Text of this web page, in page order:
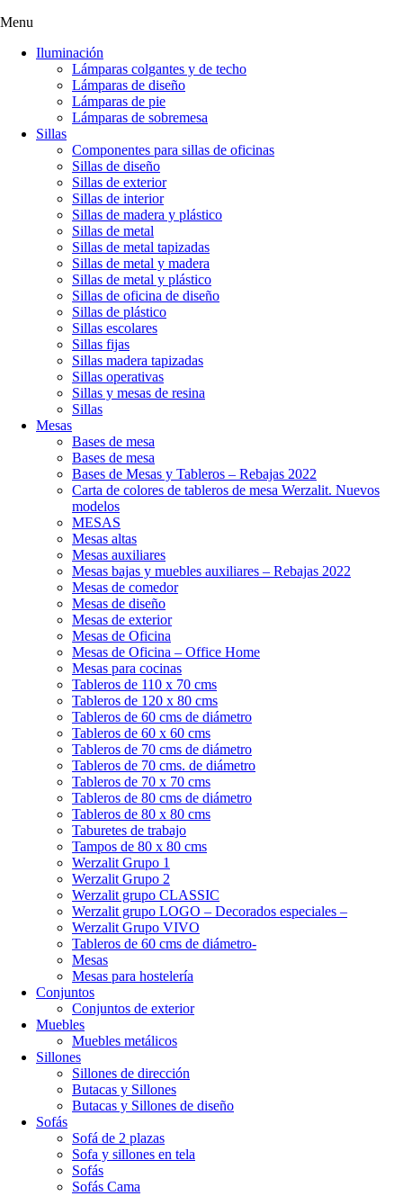
Menu
Iluminación
Lámparas colgantes y de techo
Lámparas de diseño
Lámparas de pie
Lámparas de sobremesa
Sillas
Componentes para sillas de oficinas
Sillas de diseño
Sillas de exterior
Sillas de interior
Sillas de madera y plástico
Sillas de metal
Sillas de metal tapizadas
Sillas de metal y madera
Sillas de metal y plástico
Sillas de oficina de diseño
Sillas de plástico
Sillas escolares
Sillas fijas
Sillas madera tapizadas
Sillas operativas
Sillas y mesas de resina
Sillas
Mesas
Bases de mesa
Bases de mesa
Bases de Mesas y Tableros – Rebajas 2022
Carta de colores de tableros de mesa Werzalit. Nuevos
modelos
MESAS
Mesas altas
Mesas auxiliares
Mesas bajas y muebles auxiliares – Rebajas 2022
Mesas de comedor
Mesas de diseño
Mesas de exterior
Mesas de Oficina
Mesas de Oficina – Office Home
Mesas para cocinas
Tableros de 110 x 70 cms
Tableros de 120 x 80 cms
Tableros de 60 cms de diámetro
Tableros de 60 x 60 cms
Tableros de 70 cms de diámetro
Tableros de 70 cms. de diámetro
Tableros de 70 x 70 cms
Tableros de 80 cms de diámetro
Tableros de 80 x 80 cms
Taburetes de trabajo
Tampos de 80 x 80 cms
Werzalit Grupo 1
Werzalit Grupo 2
Werzalit grupo CLASSIC
Werzalit grupo LOGO – Decorados especiales –
Werzalit Grupo VIVO
Tableros de 60 cms de diámetro-
Mesas
Mesas para hostelería
Conjuntos
Conjuntos de exterior
Muebles
Muebles metálicos
Sillones
Sillones de dirección
Butacas y Sillones
Butacas y Sillones de diseño
Sofás
Sofá de 2 plazas
Sofa y sillones en tela
Sofás
Sofás Cama